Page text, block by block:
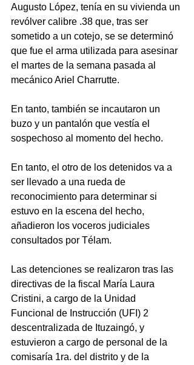
Augusto López, tenía en su vivienda un
revólver calibre .38 que, tras ser
sometido a un cotejo, se se determinó
que fue el arma utilizada para asesinar
el martes de la semana pasada al
mecánico Ariel Charrutte.
En tanto, también se incautaron un
buzo y un pantalón que vestía el
sospechoso al momento del hecho.
En tanto, el otro de los detenidos va a
ser llevado a una rueda de
reconocimiento para determinar si
estuvo en la escena del hecho,
añadieron los voceros judiciales
consultados por Télam.
Las detenciones se realizaron tras las
directivas de la fiscal María Laura
Cristini, a cargo de la Unidad
Funcional de Instrucción (UFI) 2
descentralizada de Ituzaingó, y
estuvieron a cargo de personal de la
comisaría 1ra. del distrito y de la